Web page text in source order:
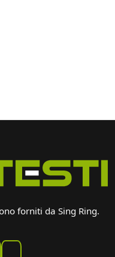
forniti da Sing Ring.